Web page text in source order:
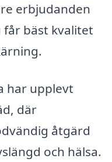
erbjudanden
får bäst kvalitet
har upplevt
där
åtgärd
och hälsa.